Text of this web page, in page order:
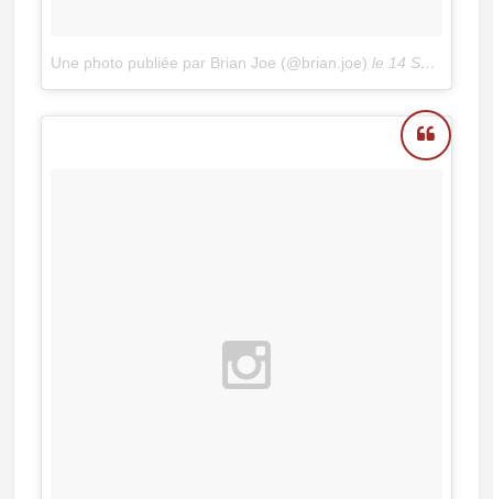
Une photo publiée par Brian Joe (@brian.joe) le 14 Sept. 2015 à 9h31 PDT